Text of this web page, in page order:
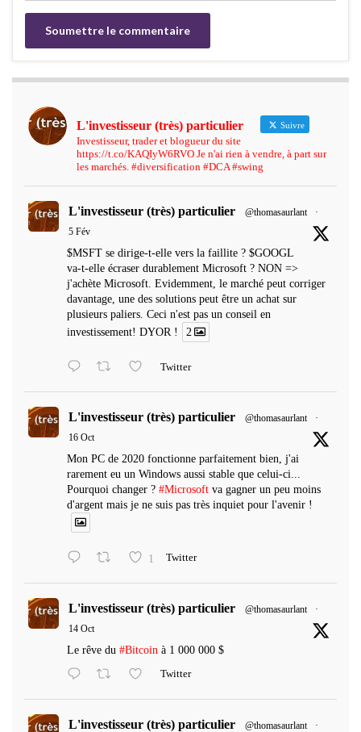
L'investisseur (très) particulier Suivre
Investisseur, trader et blogueur du site
https://t.co/KAQIyW6RVO Je n'ai rien à vendre, à part sur
les marchés. #diversification #DCA #swing
L'investisseur (très) particulier @thomasaurlant
·
5 Fév
$MSFT se dirige-t-elle vers la faillite ? $GOOGL
va-t-elle écraser durablement Microsoft ? NON =>
j'achète Microsoft. Evidemment, le marché peut corriger
davantage, une des solutions peut être un achat sur
plusieurs paliers. Ceci n'est pas un conseil en
investissement! DYOR !
2
Twitter
L'investisseur (très) particulier @thomasaurlant
·
16 Oct
Mon PC de 2020 fonctionne parfaitement bien, j'ai
rarement eu un Windows aussi stable que celui-ci...
Pourquoi changer ? #Microsoft va gagner un peu moins
d'argent mais je ne suis pas très inquiet pour l'avenir !
1 Twitter
L'investisseur (très) particulier @thomasaurlant
·
14 Oct
Le rêve du #Bitcoin à 1 000 000 $
Twitter
L'investisseur (très) particulier @thomasaurlant
·